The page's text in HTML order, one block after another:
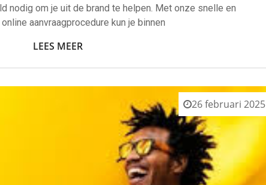
nodig om je uit de brand te helpen. Met onze snelle en
aanvraagprocedure kun je binnen
LEES MEER
26 februari 2025